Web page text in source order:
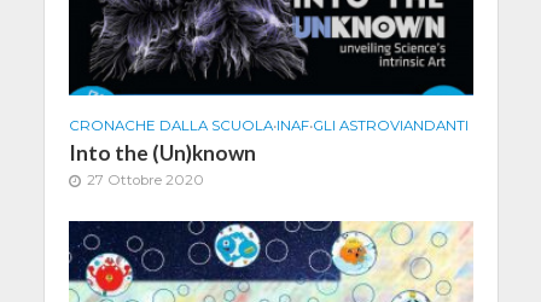
CRONACHE DALLA SCUOLA•INAF•GLI ASTROVIANDANTI
Into the (Un)known
27 Ottobre 2020